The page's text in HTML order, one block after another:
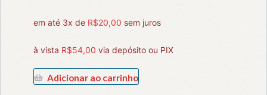
em até 3x de R$20,00 sem juros
à vista R$54,00 via depósito ou PIX
Adicionar ao carrinho